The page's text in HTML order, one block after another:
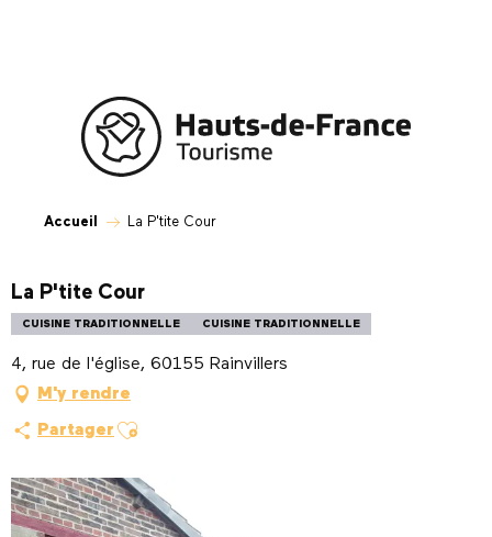
Accueil La P'tite Cour
La P'tite Cour
CUISINE TRADITIONNELLE CUISINE TRADITIONNELLE
4, rue de l'église, 60155 Rainvillers
M'y rendre
Partager Ajouter aux favoris